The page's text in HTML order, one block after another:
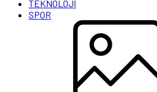
TEKNOLOJİ
SPOR